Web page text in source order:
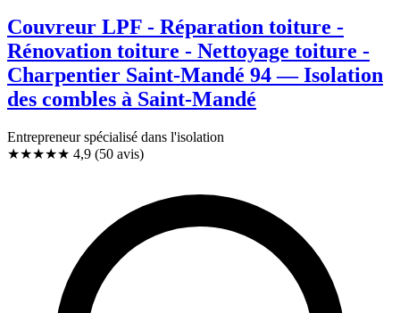
Couvreur LPF - Réparation toiture -
Rénovation toiture - Nettoyage toiture -
Charpentier Saint-Mandé 94 — Isolation
des combles à Saint-Mandé
Entrepreneur spécialisé dans l'isolation
★★★★★ 4,9 (50 avis)